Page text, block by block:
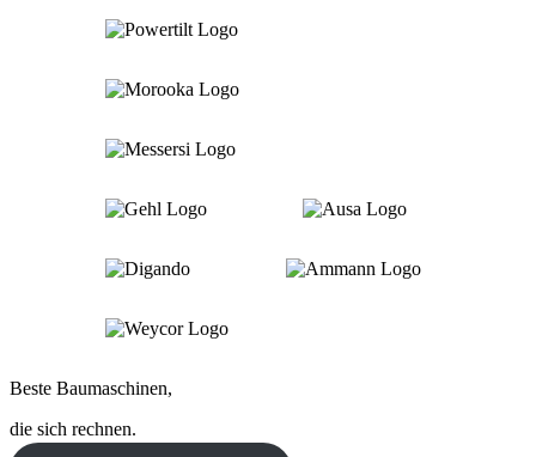
Beste Baumaschinen,
die sich rechnen.